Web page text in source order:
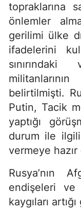
topraklarına
önlemler
gerilimi ülke
ifadelerini
sınırındaki
belirtilmişti.
Putin, Tacik
yaptığı
durum ile
vermeye
Rusya’nın
endişeleri ve
kaygıları